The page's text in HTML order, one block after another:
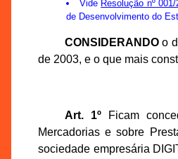
Vide Resolução nº
de Desenvolvimento do
CONSIDERANDOo
de 2003, e o que mais
Art. 1ºFicam
Mercadorias e sobre
sociedade empresária